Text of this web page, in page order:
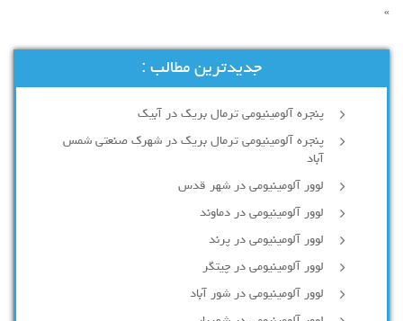
»
جدیدترین مطالب :
پنجره آلومینیومی ترمال بریک در آبیک
پنجره آلومینیومی ترمال بریک در شهرک صنعتی شمس
آباد
لوور آلومینیومی در شهر قدس
لوور آلومینیومی در دماوند
لوور آلومینیومی در پرند
لوور آلومینیومی در چیتگر
لوور آلومینیومی در شور آباد